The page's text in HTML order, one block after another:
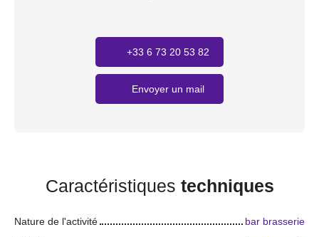
+33 6 73 20 53 82
Envoyer un mail
Caractéristiques techniques
Nature de l'activité
bar brasserie